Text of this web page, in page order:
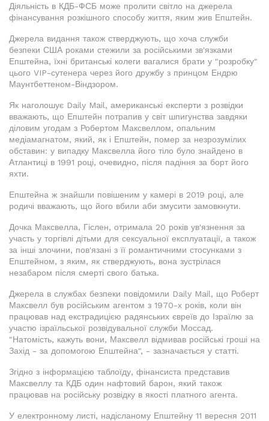
Діяльність в КДБ-ФСБ може пролити світло на джерела
фінансування розкішного способу життя, яким жив Епштейн.
Джерела видання також стверджують, що хоча служби
безпеки США роками стежили за російськими зв'язками
Епштейна, їхні британські колеги вагалися брати у "розробку"
цього VIP-сутенера через його дружбу з принцом Ендрю
Маунтбеттеном-Віндзором.
Як наголошує Daily Mail, американські експерти з розвідки
вважають, що Епштейн потрапив у світ шпигунства завдяки
діловим угодам з Робертом Максвеллом, опальним
медіамагнатом, який, як і Епштейн, помер за незрозумілих
обставин: у випадку Максвелла його тіло було знайдено в
Атлантиці в 1991 році, очевидно, після падіння за борт його
яхти.
Епштейна ж знайшли повішеним у камері в 2019 році, але
родичі вважають, що його вбили аби змусити замовкнути.
Дочка Максвелла, Гіслен, отримала 20 років ув'язнення за
участь у торгівлі дітьми для сексуальної експлуатації, а також
за інші злочини, пов'язані з її романтичними стосунками з
Епштейном, з яким, як стверджують, вона зустрілася
незабаром після смерті свого батька.
Джерела в службах безпеки повідомили Daily Mail, що Роберт
Максвелл був російським агентом з 1970-х років, коли він
працював над екстрадицією радянських євреїв до Ізраїлю за
участю ізраїльської розвідувальної служби Моссад.
"Натомість, кажуть вони, Максвелл відмивав російські гроші на
Захід - за допомогою Епштейна", - зазначається у статті.
Згідно з інформацією таблоїду, фінансиста представив
Максвеллу та КДБ один нафтовий барон, який також
працював на російську розвідку в якості платного агента.
У електронному листі, надісланому Епштейну 11 вересня 2011